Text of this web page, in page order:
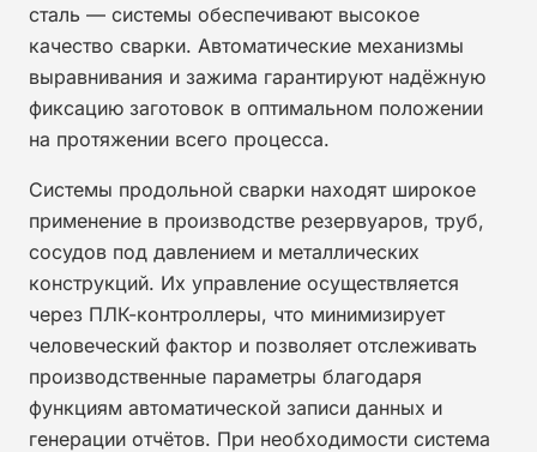
сталь — системы обеспечивают высокое
качество сварки. Автоматические механизмы
выравнивания и зажима гарантируют надёжную
фиксацию заготовок в оптимальном положении
на протяжении всего процесса.
Системы продольной сварки находят широкое
применение в производстве резервуаров, труб,
сосудов под давлением и металлических
конструкций. Их управление осуществляется
через ПЛК-контроллеры, что минимизирует
человеческий фактор и позволяет отслеживать
производственные параметры благодаря
функциям автоматической записи данных и
генерации отчётов. При необходимости система